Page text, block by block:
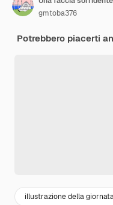
gmtoba376
Potrebbero piacerti
illustrazione della